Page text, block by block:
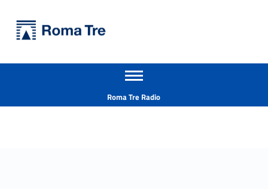
Dott.ssa DANIELA ALTAVILLA insegnamenti - Università Roma Tre
Apri il menu secondario
Roma Tre Radio